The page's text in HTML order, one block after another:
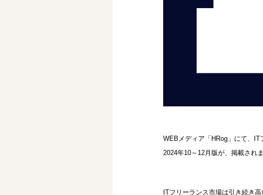
WEBメディア「HRog」にて、
2024年10～12月版が、掲載されま
ITフリーランス市場は引き続き